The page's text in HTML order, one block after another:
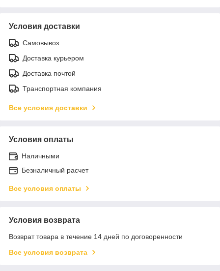
Условия доставки
Самовывоз
Доставка курьером
Доставка почтой
Транспортная компания
Все условия доставки
Условия оплаты
Наличными
Безналичный расчет
Все условия оплаты
Условия возврата
Возврат товара в течение 14 дней по договоренности
Все условия возврата